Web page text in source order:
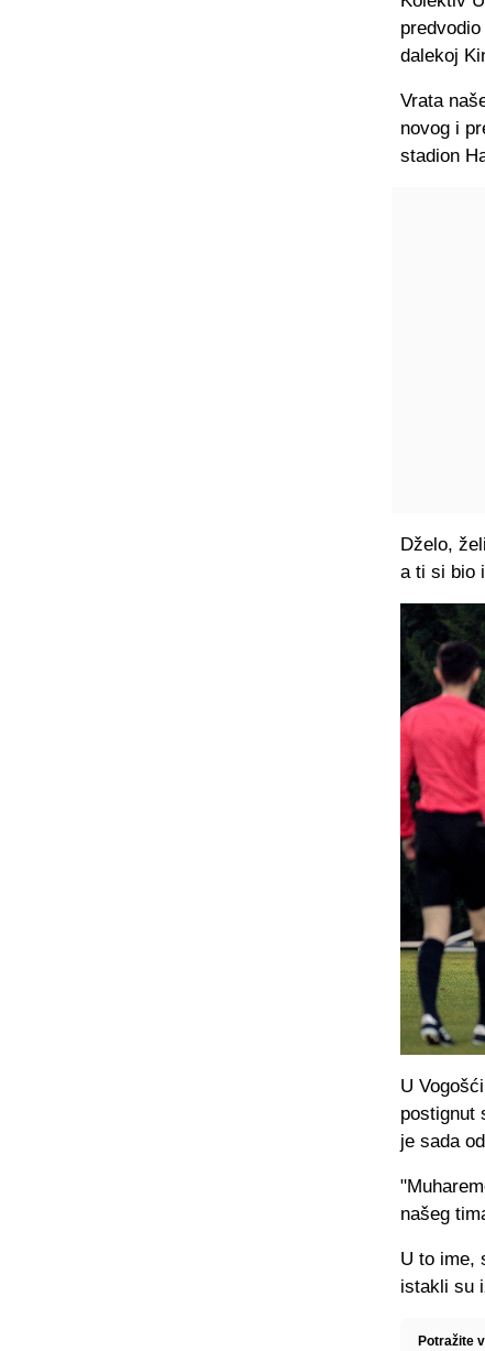
dalekoj
Vrata
novog i
stadion
Dželo,
a ti si bio
U
postignut
je sada
našeg
U to ime,
istakli su
Potražite